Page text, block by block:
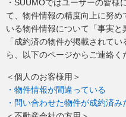
・SUUMOではユーザーの皆様
て、物件情報の精度向上に努
いる物件情報について「事実と
「成約済の物件が掲載されて
ら、以下のページからご連絡く
＜個人のお客様用＞
・物件情報が間違っている
・問い合わせた物件が成約済み